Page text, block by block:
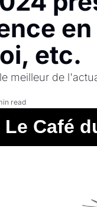
en
etc.
meilleur de
read
Le Café